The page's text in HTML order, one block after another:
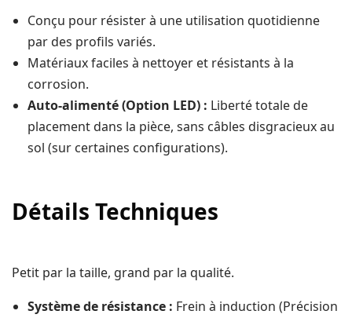
Conçu pour résister à une utilisation quotidienne
par des profils variés.
Matériaux faciles à nettoyer et résistants à la
corrosion.
Auto-alimenté (Option LED) : Liberté totale de
placement dans la pièce, sans câbles disgracieux au
sol (sur certaines configurations).
Détails Techniques
Petit par la taille, grand par la qualité.
Système de résistance : Frein à induction (Précision